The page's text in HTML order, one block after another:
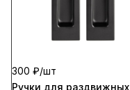
300 ₽/шт
Ручки для раздвижных